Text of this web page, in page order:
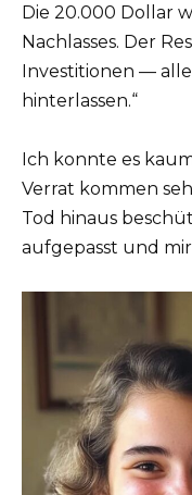
Die 20.000 Dollar
Nachlasses. Der
Investitionen —
hinterlassen.“
Ich konnte es
Verrat kommen
Tod hinaus
aufgepasst und